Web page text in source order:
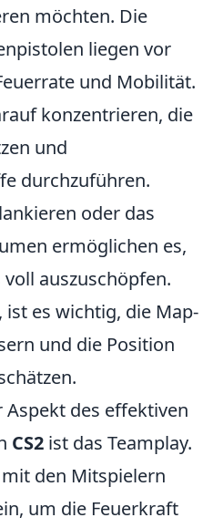
möchten. Die
liegen vor
und Mobilität.
konzentrieren, die
und
durchzuführen.
oder das
ermöglichen es,
auszuschöpfen.
es wichtig, die Map-
und die Position
des effektiven
CS2 ist das Teamplay.
den Mitspielern
um die Feuerkraft